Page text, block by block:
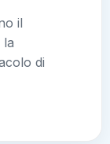
il
la
di